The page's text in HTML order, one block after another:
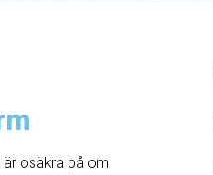
​​är osäkra på om